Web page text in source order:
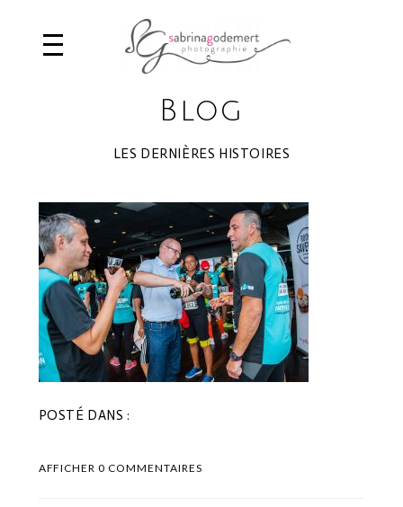
Blog
LES DERNIÈRES HISTOIRES
POSTÉ DANS :
AFFICHER0 COMMENTAIRES